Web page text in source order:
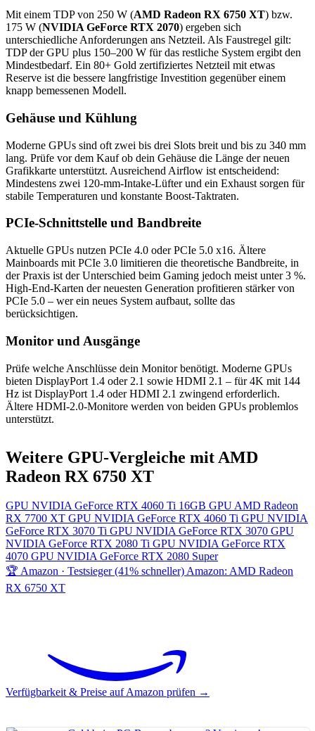
Mit einem TDP von 250 W (AMD Radeon RX 6750 XT) bzw.
175 W (NVIDIA GeForce RTX 2070) ergeben sich
unterschiedliche Anforderungen ans Netzteil. Als Faustregel gilt:
TDP der GPU plus 150–200 W für das restliche System ergibt den
Mindestbedarf. Ein 80+ Gold zertifiziertes Netzteil mit etwas
Reserve ist die bessere langfristige Investition gegenüber einem
knapp bemessenen Modell.
Gehäuse und Kühlung
Moderne GPUs sind oft zwei bis drei Slots breit und bis zu 340 mm
lang. Prüfe vor dem Kauf ob dein Gehäuse die Länge der neuen
Grafikkarte unterstützt. Ausreichend Airflow ist entscheidend:
Mindestens zwei 120-mm-Intake-Lüfter und ein Exhaust sorgen für
stabile Temperaturen und konstante Boost-Taktraten.
PCIe-Schnittstelle und Bandbreite
Aktuelle GPUs nutzen PCIe 4.0 oder PCIe 5.0 x16. Ältere
Mainboards mit PCIe 3.0 limitieren die theoretische Bandbreite, in
der Praxis ist der Unterschied beim Gaming jedoch meist unter 3 %.
High-End-Karten der neuesten Generation profitieren stärker von
PCIe 5.0 – wer ein neues System aufbaut, sollte das
berücksichtigen.
Monitor und Ausgänge
Prüfe welche Anschlüsse dein Monitor benötigt. Moderne GPUs
bieten DisplayPort 1.4 oder 2.1 sowie HDMI 2.1 – für 4K mit 144
Hz ist DisplayPort 1.4 oder HDMI 2.1 zwingend erforderlich.
Ältere HDMI-2.0-Monitore werden von beiden GPUs problemlos
unterstützt.
Weitere GPU-Vergleiche mit AMD
Radeon RX 6750 XT
GPU NVIDIA GeForce RTX 4060 Ti 16GB GPUAMD Radeon
RX 7700 XT GPU NVIDIA GeForce RTX 4060 Ti GPU NVIDIA
GeForce RTX 3070 Ti GPU NVIDIA GeForce RTX 3070 GPU
NVIDIA GeForce RTX 2080 Ti GPU NVIDIA GeForce RTX
4070 GPU NVIDIA GeForce RTX 2080 Super
🏆 Amazon · Testsieger (41% schneller)Amazon: AMD Radeon
RX 6750 XT
Verfügbarkeit & Preise auf Amazon prüfen →